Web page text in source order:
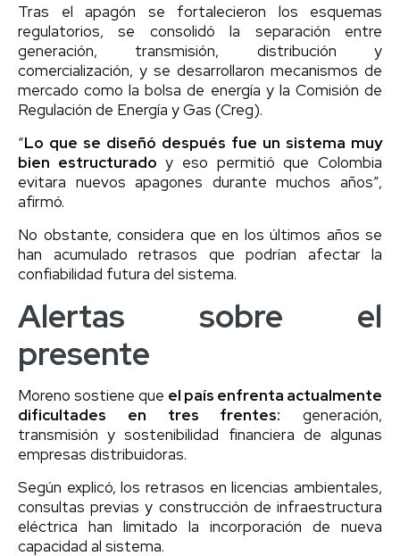
Tras el apagón se fortalecieron los esquemas
regulatorios, se consolidó la separación entre
generación, transmisión, distribución y
comercialización, y se desarrollaron mecanismos de
mercado como la bolsa de energía y la Comisión de
Regulación de Energía y Gas (Creg).
“Lo que se diseñó después fue un sistema muy
bien estructurado y eso permitió que Colombia
evitara nuevos apagones durante muchos años”,
afirmó.
No obstante, considera que en los últimos años se
han acumulado retrasos que podrían afectar la
confiabilidad futura del sistema.
Alertas sobre el
presente
Moreno sostiene que el país enfrenta actualmente
dificultades en tres frentes: generación,
transmisión y sostenibilidad financiera de algunas
empresas distribuidoras.
Según explicó, los retrasos en licencias ambientales,
consultas previas y construcción de infraestructura
eléctrica han limitado la incorporación de nueva
capacidad al sistema.